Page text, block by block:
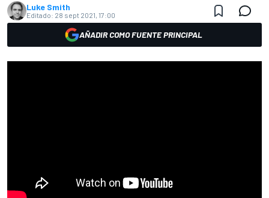
Luke Smith
Editado: 28 sept 2021, 17:00
AÑADIR COMO FUENTE PRINCIPAL